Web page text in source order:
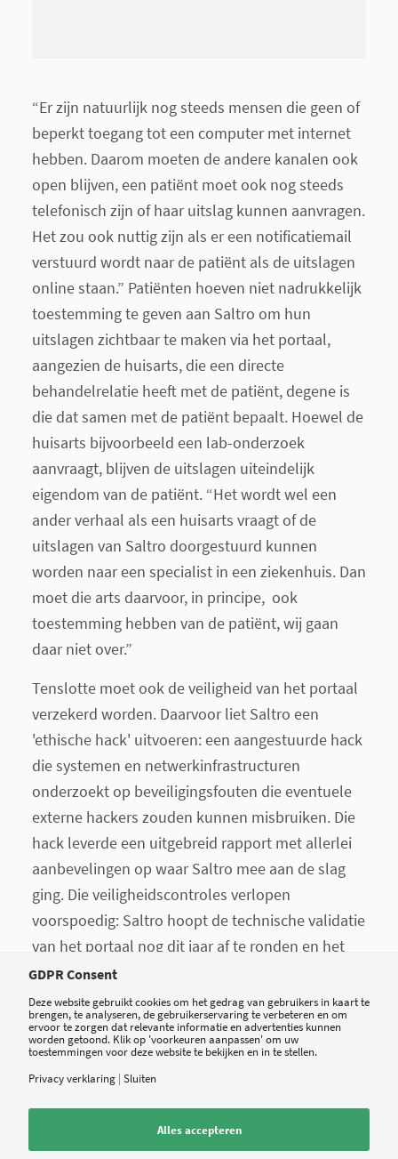
“Er zijn natuurlijk nog steeds mensen die geen of
beperkt toegang tot een computer met internet
hebben. Daarom moeten de andere kanalen ook
open blijven, een patiënt moet ook nog steeds
telefonisch zijn of haar uitslag kunnen aanvragen.
Het zou ook nuttig zijn als er een notificatiemail
verstuurd wordt naar de patiënt als de uitslagen
online staan.” Patiënten hoeven niet nadrukkelijk
toestemming te geven aan Saltro om hun
uitslagen zichtbaar te maken via het portaal,
aangezien de huisarts, die een directe
behandelrelatie heeft met de patiënt, degene is
die dat samen met de patiënt bepaalt. Hoewel de
huisarts bijvoorbeeld een lab-onderzoek
aanvraagt, blijven de uitslagen uiteindelijk
eigendom van de patiënt. “Het wordt wel een
ander verhaal als een huisarts vraagt of de
uitslagen van Saltro doorgestuurd kunnen
worden naar een specialist in een ziekenhuis. Dan
moet die arts daarvoor, in principe, ook
toestemming hebben van de patiënt, wij gaan
daar niet over.”
Tenslotte moet ook de veiligheid van het portaal
verzekerd worden. Daarvoor liet Saltro een
'ethische hack' uitvoeren: een aangestuurde hack
die systemen en netwerkinfrastructuren
onderzoekt op beveiligingsfouten die eventuele
externe hackers zouden kunnen misbruiken. Die
hack leverde een uitgebreid rapport met allerlei
aanbevelingen op waar Saltro mee aan de slag
ging. Die veiligheidscontroles verlopen
voorspoedig: Saltro hoopt de technische validatie
van het portaal nog dit jaar af te ronden en het
portaal vanaf januari 2014 in de praktijk in te gaan
zetten.
Het EPD van Nederland?
Toegang tot het patiënten uitslagportaal moet, in
GDPR Consent
Deze website gebruikt cookies om het gedrag van gebruikers in kaart te
brengen, te analyseren, de gebruikerservaring te verbeteren en om
ervoor te zorgen dat relevante informatie en advertenties kunnen
worden getoond. Klik op 'voorkeuren aanpassen' om uw
toestemmingen voor deze website te bekijken en in te stellen.
Privacy verklaring | Sluiten
Alles accepteren